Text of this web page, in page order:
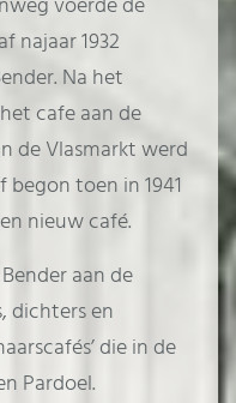
najaar 1932
Na het
cafe aan de
de Vlasmarkt werd
toen in 1941
nieuw café.
aan de
dichters en
die in de
Pardoel.